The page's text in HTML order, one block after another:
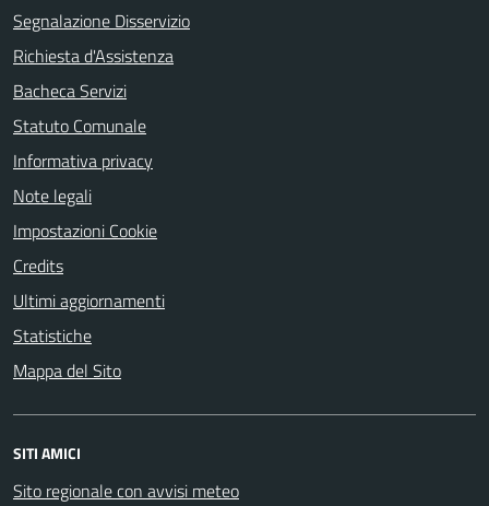
Segnalazione Disservizio
Richiesta d'Assistenza
Bacheca Servizi
Statuto Comunale
Informativa privacy
Note legali
Impostazioni Cookie
Credits
Ultimi aggiornamenti
Statistiche
Mappa del Sito
SITI AMICI
Sito regionale con avvisi meteo